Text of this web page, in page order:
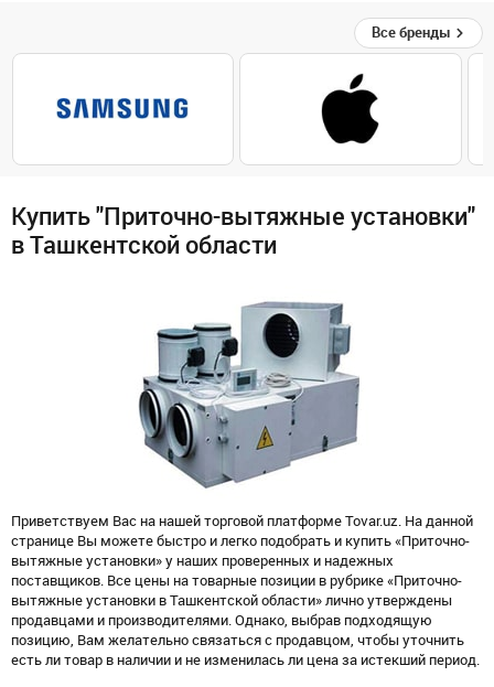
Все бренды
Купить "Приточно-вытяжные установки"
в Ташкентской области
Приветствуем Вас на нашей торговой платформе Tovar.uz. На данной
странице Вы можете быстро и легко подобрать и купить «Приточно-
вытяжные установки» у наших проверенных и надежных
поставщиков. Все цены на товарные позиции в рубрике «Приточно-
вытяжные установки в Ташкентской области» лично утверждены
продавцами и производителями. Однако, выбрав подходящую
позицию, Вам желательно связаться с продавцом, чтобы уточнить
есть ли товар в наличии и не изменилась ли цена за истекший период.